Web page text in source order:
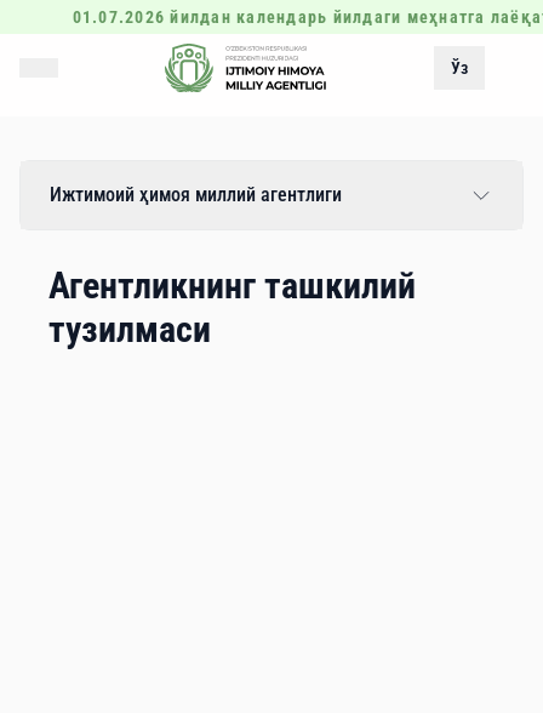
01.07.2026 йилдан календарь йилдаги меҳнатга
Ўз
Ижтимоий ҳимоя миллий агентлиги
Агентликнинг ташкилий
тузилмаси